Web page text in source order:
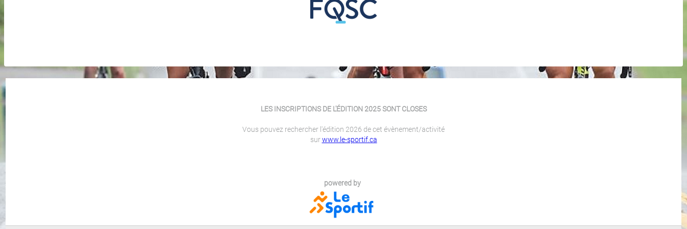
LES INSCRIPTIONS DE L'ÉDITION 2025 SONT CLOSES
Vous pouvez rechercher l'édition 2026 de cet évènement/activité
surwww.le-sportif.ca
powered by